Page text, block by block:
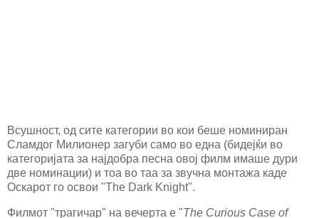
Всушност, од сите категории во кои беше номиниран
Сламдог Милионер загуби само во една (бидејќи во
категоријата за најдобра песна овој филм имаше дури
две номинации) и тоа во таа за звучна монтажа каде
Оскарот го освои "The Dark Knight".
Филмот "трагичар" на вечерта е "Тhe Curious Case of